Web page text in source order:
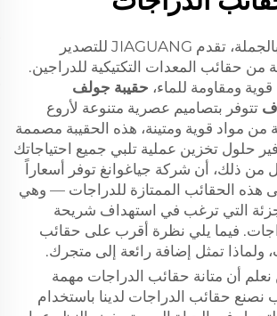
حقائب الدراجات بالجملة، تقدم JIAGUANG للتصدير
من حقائب المعدات التكتيكية للدراجين.
قوية ومقاومة للماء، حقيبة جولف
تتوفر بتصاميم عصرية متنوعة لأروع
من مواد قوية ومتينة، هذه الحقيبة مصممة
حلول تخزين عملية تلبي جميع احتياجاتك
من ذلك، أن شركة جياغوانغ توفر أسعاراً
هذه الحقائب الممتازة للدراجات — وهي
التي ترغب في استهداف شريحة
فيما يلي نظرة أقرب على حقائب
ولماذا تمثل إضافة رائعة إلى متجرك.
أن متانة حقائب الدراجات مهمة
نصنع حقائب الدراجات لدينا باستخدام